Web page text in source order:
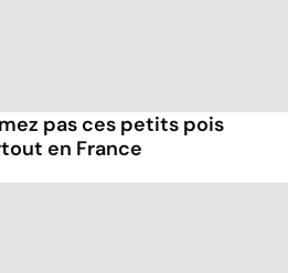
pas ces petits pois
en France